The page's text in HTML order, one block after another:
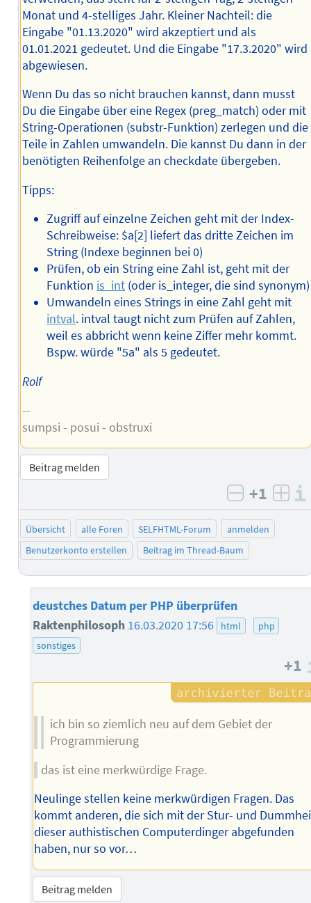
Monat und 4-stelliges Jahr. Kleiner Nachteil: die
Eingabe "01.13.2020" wird akzeptiert und als
01.01.2021 gedeutet. Und die Eingabe "17.3.2020" wird
abgewiesen.
Wenn Du das so nicht brauchen kannst, dann musst
Du die Eingabe über eine Regex (preg_match) oder mit
String-Operationen (substr-Funktion) zerlegen und die
Teile in Zahlen umwandeln. Die kannst Du dann in der
benötigten Reihenfolge an checkdate übergeben.
Tipps:
Zugriff auf einzelne Zeichen geht mit der Index-
Schreibweise: $a[2] liefert das dritte Zeichen im
String (Indexe beginnen bei 0)
Prüfen, ob ein String eine Zahl ist, geht mit der
Funktion is_int (oder is_integer, die sind synonym)
Umwandeln eines Strings in eine Zahl geht mit
intval. intval taugt nicht zum Prüfen auf Zahlen,
weil es abbricht wenn keine Ziffer mehr kommt.
Bspw. würde "5a" als 5 gedeutet.
Rolf
--
sumpsi - posui - obstruxi
Beitrag melden
negativ
+1
Übersicht alle Foren SELFHTML-Forum
anmelden
Benutzerkonto erstellen
Beitrag im Thread-Baum
deustches Datum per PHP überprüfen
Raktenphilosoph 16.03.2020 17:56 html
php
sonstiges
+1
ich bin so ziemlich neu auf dem Gebiet der
Programmierung
das ist eine merkwürdige Frage.
Neulinge stellen keine merkwürdigen Fragen. Das
kommt anderen, die sich mit der Stur- und
dieser authistischen Computerdinger abgefunden
haben, nur so vor…
Beitrag melden